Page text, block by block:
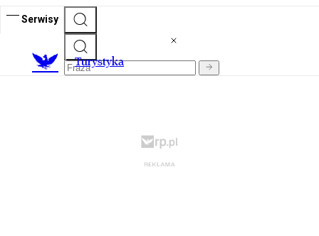
Serwisy
Turystyka